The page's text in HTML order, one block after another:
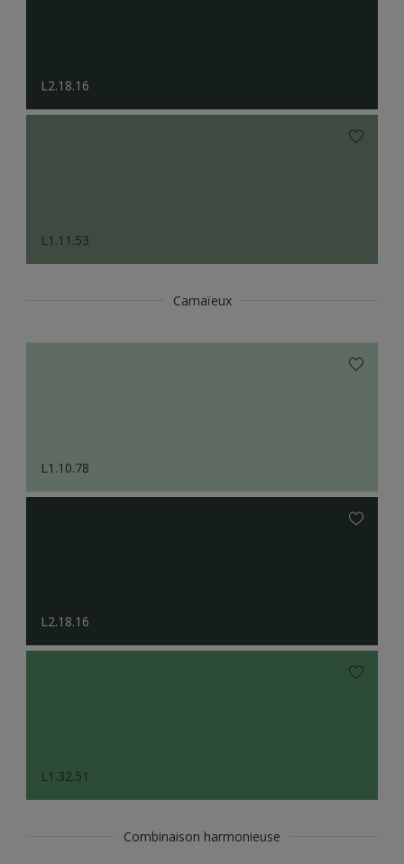
L2.18.16
L1.11.53
Camaïeux
L1.10.78
L2.18.16
L1.32.51
Combinaison harmonieuse